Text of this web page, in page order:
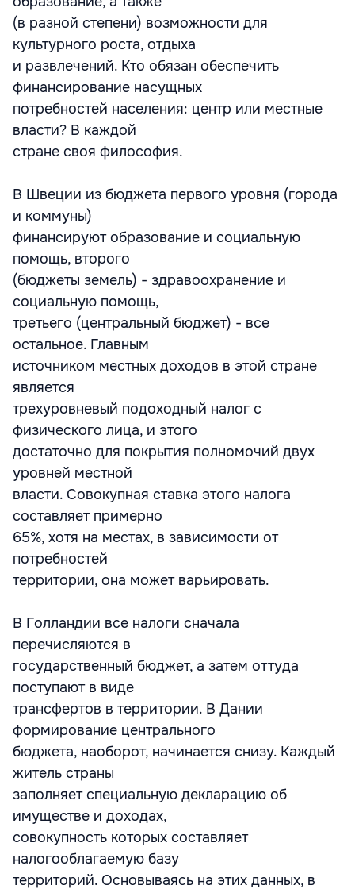
(в разной степени) возможности для
культурного роста, отдыха
и развлечений. Кто обязан обеспечить
финансирование насущных
потребностей населения: центр или местные
власти? В каждой
стране своя философия.
В Швеции из бюджета первого уровня (города
и коммуны)
финансируют образование и социальную
помощь, второго
(бюджеты земель) - здравоохранение и
социальную помощь,
третьего (центральный бюджет) - все
остальное. Главным
источником местных доходов в этой стране
является
трехуровневый подоходный налог с
физического лица, и этого
достаточно для покрытия полномочий двух
уровней местной
власти. Совокупная ставка этого налога
составляет примерно
65%, хотя на местах, в зависимости от
потребностей
территории, она может варьировать.
В Голландии все налоги сначала
перечисляются в
государственный бюджет, а затем оттуда
поступают в виде
трансфертов в территории. В Дании
формирование центрального
бюджета, наоборот, начинается снизу. Каждый
житель страны
заполняет специальную декларацию об
имуществе и доходах,
совокупность которых составляет
налогооблагаемую базу
территорий. Основываясь на этих данных, в